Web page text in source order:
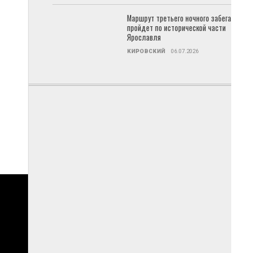
Маршрут третьего ночного забега
пройдет по исторической части
Ярославля
КИРОВСКИЙ 06.07.2026